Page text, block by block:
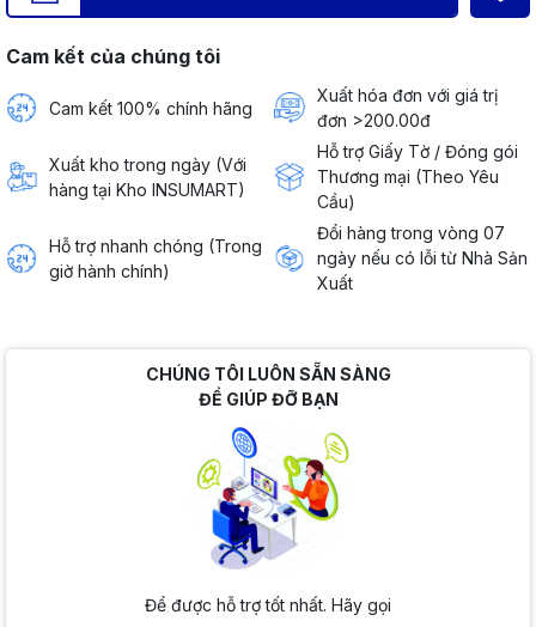
Cam kết của chúng tôi
Cam kết 100% chính hãng
Xuất hóa đơn với giá trị
đơn >200.00đ
Xuất kho trong ngày (Với
hàng tại Kho INSUMART)
Hỗ trợ Giấy Tờ / Đóng gói
Thương mại (Theo Yêu
Cầu)
Hỗ trợ nhanh chóng (Trong
giờ hành chính)
Đổi hàng trong vòng 07
ngày nếu có lỗi từ Nhà Sản
Xuất
CHÚNG TÔI LUÔN SẴN SÀNG
ĐỂ GIÚP ĐỠ BẠN
Để được hỗ trợ tốt nhất. Hãy gọi